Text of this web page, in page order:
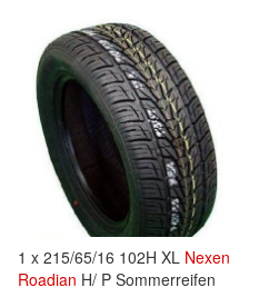
1 x 215/65/16 102H XL Nexen
Roadian H/ P Sommerreifen